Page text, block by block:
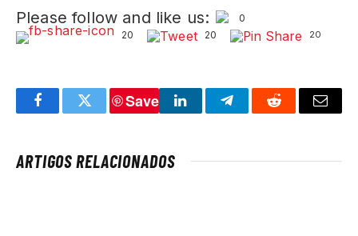
Please follow and like us:
0
20
20 20
FacebookTwitter
Save
LinkedInTelegramReddit Email
ARTIGOS RELACIONADOS